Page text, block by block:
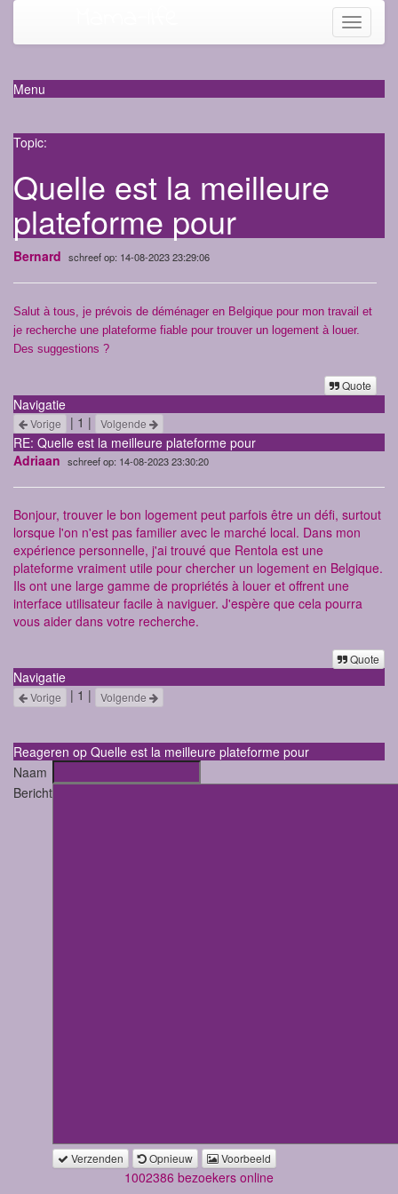
Toggle
Menu
Topic:
Quelle est la meilleure
plateforme pour
Bernard schreef op: 14-08-2023 23:29:06
Salut à tous, je prévois de déménager en Belgique pour mon travail et
je recherche une plateforme fiable pour trouver un logement à louer.
Des suggestions ?
Quote
Navigatie
Vorige | 1 | Volgende
RE: Quelle est la meilleure plateforme pour
Adriaan schreef op: 14-08-2023 23:30:20
Bonjour, trouver le bon logement peut parfois être un défi, surtout
lorsque l'on n'est pas familier avec le marché local. Dans mon
expérience personnelle, j'ai trouvé que Rentola est une
plateforme vraiment utile pour chercher un logement en Belgique.
Ils ont une large gamme de propriétés à louer et offrent une
interface utilisateur facile à naviguer. J'espère que cela pourra
vous aider dans votre recherche.
Quote
Navigatie
Vorige | 1 | Volgende
Reageren op Quelle est la meilleure plateforme pour
Naam
Bericht
Verzenden Opnieuw Voorbeeld
1002386 bezoekers online